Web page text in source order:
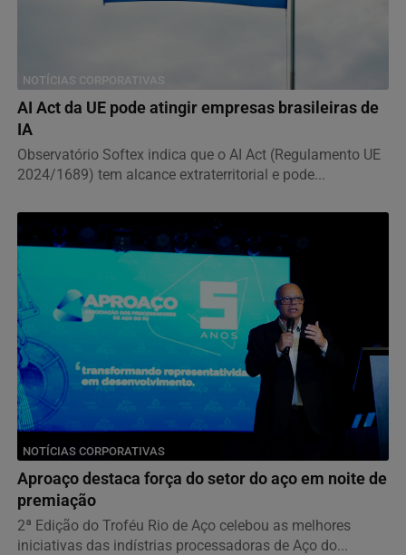
NOTÍCIAS CORPORATIVAS
AI Act da UE pode atingir empresas brasileiras de
IA
Observatório Softex indica que o AI Act (Regulamento UE
2024/1689) tem alcance extraterritorial e pode...
NOTÍCIAS CORPORATIVAS
Aproaço destaca força do setor do aço em noite de
premiação
2ª Edição do Troféu Rio de Aço celebou as melhores
iniciativas das indístrias processadoras de Aço do...